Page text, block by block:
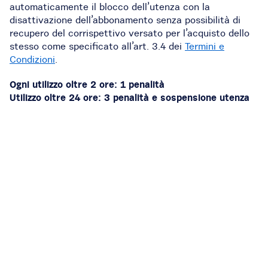
automaticamente il blocco dell’utenza con la
disattivazione dell’abbonamento senza possibilità di
recupero del corrispettivo versato per l’acquisto dello
stesso come specificato all’art. 3.4 dei Termini e
Condizioni.
Ogni utilizzo oltre 2 ore: 1 penalità
Utilizzo oltre 24 ore: 3 penalità e sospensione utenza